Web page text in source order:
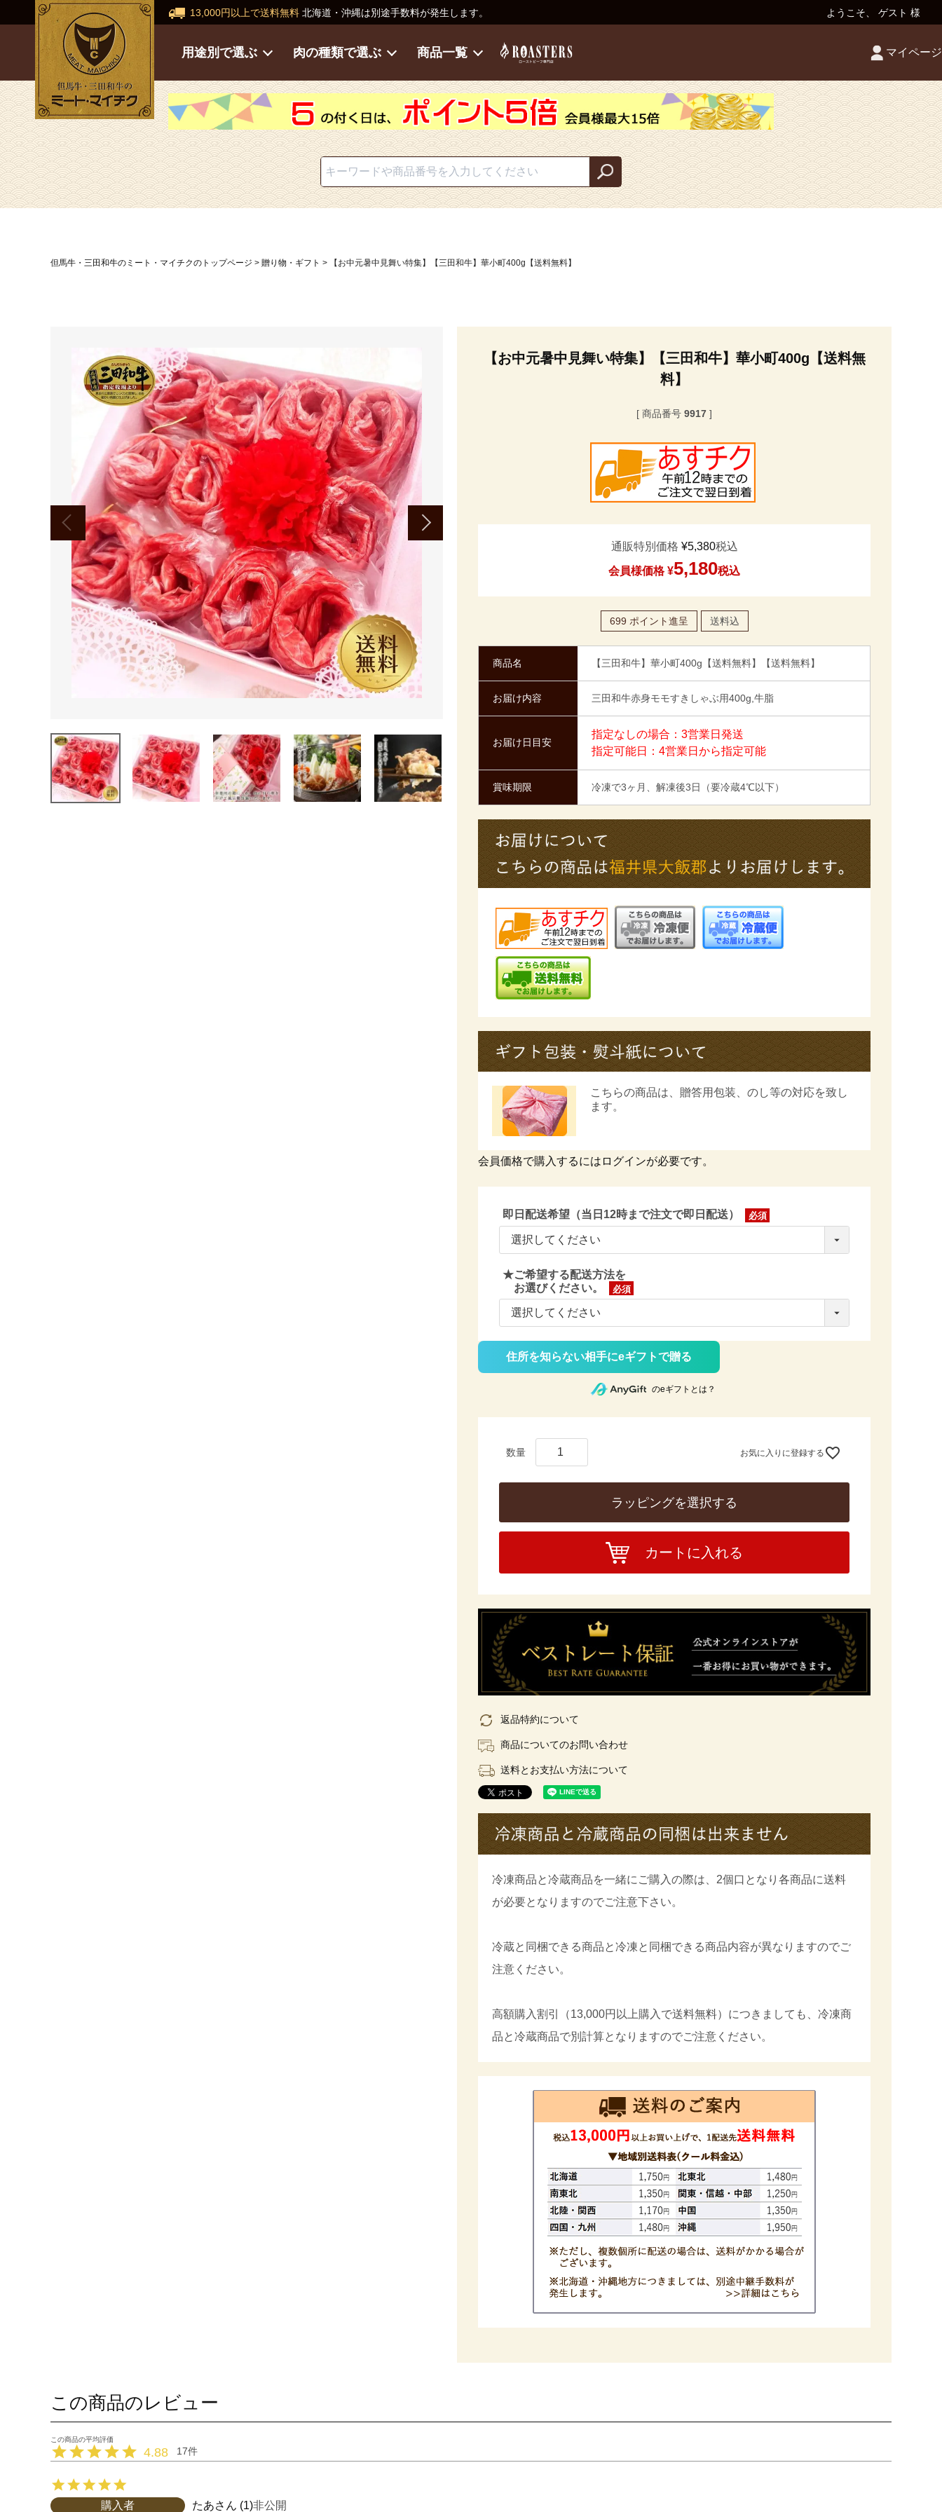
13,000円以上で送料無料 北海道・沖縄は別途手数料が発生します。 ようこそ、 ゲスト 様
用途別で選ぶ 肉の種類で選ぶ 商品一覧 マイページ
但馬牛・三田和牛のミート・マイチクのトップページ 贈り物・ギフト 【お中元暑中見舞い特集】【三田和牛】華小町400g【送料無料】
【お中元暑中見舞い特集】【三田和牛】華小町400g【送料無
料】
商品番号 9917
通販特別価格 ¥5,380税込
会員様価格 ¥5,180税込
699 ポイント進呈 送料込
商品名 【三田和牛】華小町400g【送料無料】【送料無料】
お届け内容 三田和牛赤身モモすきしゃぶ用400g,牛脂
お届け日目安
指定なしの場合：3営業日発送
指定可能日：4営業日から指定可能
賞味期限 冷凍で3ヶ月、解凍後3日（要冷蔵4℃以下）
こちらの商品は、 贈答用包装、のし等の対応を致し
ます。
会員価格で購入するにはログインが必要です。
即日配送希望（当日12時まで注文で即日配送）
(必
★ご希望する配送方法を
お選びください。
(必
住所を知らない相手にeギフトで贈る
のeギフトとは？
お気に入りに登録する
ラッピングを選択する
カートに入れる
返品特約について
商品についてのお問い合わせ
送料とお支払い方法について
冷凍商品と冷蔵商品を一緒にご購入の際は、2個口となり各商品に送料
が必要となりますのでご注意下さい。
冷蔵と同梱できる商品と冷凍と同梱できる商品内容が異なりますのでご
注意ください。
高額購入割引（13,000円以上購入で送料無料）につきましても、冷凍商
品と冷蔵商品で別計算となりますのでご注意ください。
この商品のレビュー
4.88 17
たあ 1
購入者 非公開